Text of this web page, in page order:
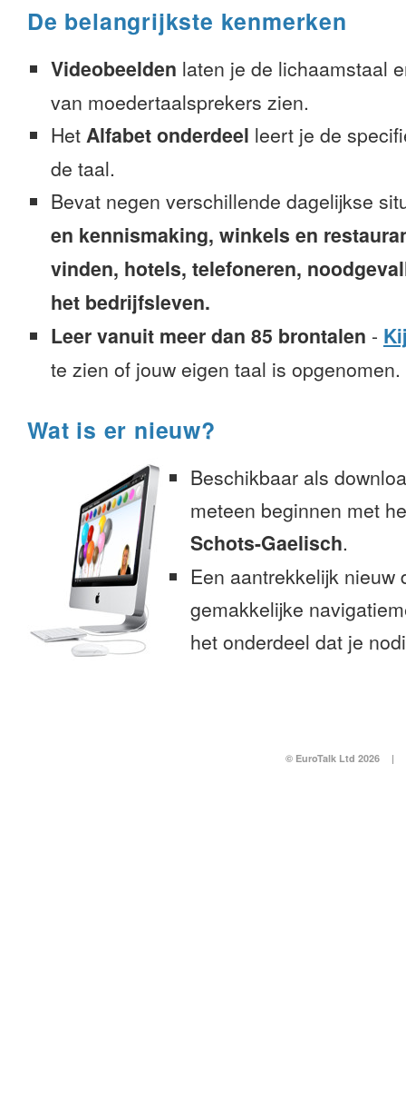
De belangrijkste kenmerken
Videobeelden laten je de lichaamstaal
van moedertaalsprekers zien.
Het Alfabet onderdeel leert je de
de taal.
Bevat negen verschillende dagelijkse
en kennismaking, winkels en
vinden, hotels, telefoneren,
het bedrijfsleven.
Leer vanuit meer dan 85 brontalen -
te zien of jouw eigen taal is opgenomen.
Wat is er nieuw?
Beschikbaar als
meteen beginnen met
Schots-Gaelisch.
Een aantrekkelijk nieuw
gemakkelijke
het onderdeel dat je
© EuroTalk Ltd 2026 |